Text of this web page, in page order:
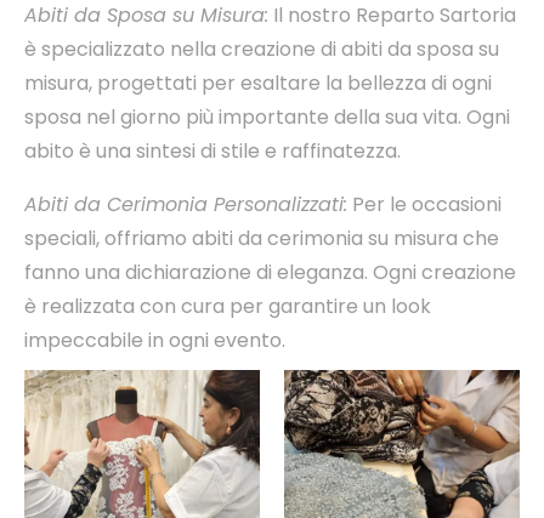
Abiti da Sposa su Misura: Il nostro Reparto Sartoria
è specializzato nella creazione di abiti da sposa su
misura, progettati per esaltare la bellezza di ogni
sposa nel giorno più importante della sua vita. Ogni
abito è una sintesi di stile e raffinatezza.
Abiti da Cerimonia Personalizzati: Per le occasioni
speciali, offriamo abiti da cerimonia su misura che
fanno una dichiarazione di eleganza. Ogni creazione
è realizzata con cura per garantire un look
impeccabile in ogni evento.